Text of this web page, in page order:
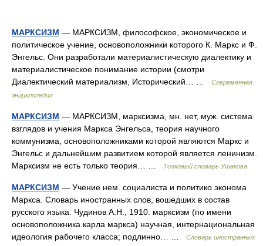
МАРКСИЗМ — МАРКСИЗМ, философское, экономическое и
политическое учение, основоположники которого К. Маркс и Ф.
Энгельс. Они разработали материалистическую диалектику и
материалистическое понимание истории (смотри
Диалектический материализм, Исторический… …
Современная
энциклопедия
МАРКСИЗМ — МАРКСИЗМ, марксизма, мн. нет, муж. система
взглядов и учения Маркса Энгельса, теория научного
коммунизма, основоположниками которой являются Маркс и
Энгельс и дальнейшим развитием которой является ленинизм.
Марксизм не есть только теория… …
Толковый словарь Ушакова
МАРКСИЗМ — Учение нем. социалиста и политико эконома
Маркса. Словарь иностранных слов, вошедших в состав
русского языка. Чудинов А.Н., 1910. марксизм (по имени
основоположника карла маркса) научная, интернациональная
идеология рабочего класса; подлинно… …
Словарь иностранных